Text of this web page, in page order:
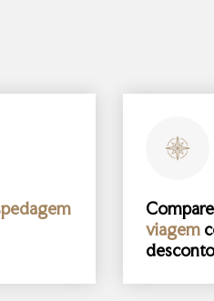
Compare
viagem
desconto